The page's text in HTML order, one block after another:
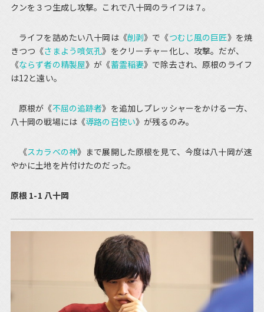
クンを３つ生成し攻撃。これで八十岡のライフは７。
ライフを詰めたい八十岡は《削剥》で《つむじ風の巨匠》を焼
きつつ《さまよう噴気孔》をクリーチャー化し、攻撃。だが、
《ならず者の精製屋》が《蓄霊稲妻》で除去され、原根のライフ
は12と遠い。
原根が《不屈の追跡者》を追加しプレッシャーをかける一方、
八十岡の戦場には《導路の召使い》が残るのみ。
《スカラベの神》まで展開した原根を見て、今度は八十岡が速
やかに土地を片付けたのだった。
原根 1-1 八十岡